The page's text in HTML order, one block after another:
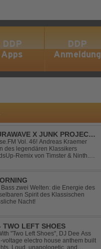
DDP
Apps
DDP
Anmeldung
X JUNK PROJECT -
REMIX)
Vol. 46! Andreas Kraemer
des legendären Klassikers
Remix von Timster & Ninth.
zwei Welten: die Energie des
Spirit des Klassischen
Nacht!
TWO LEFT SHOES
electro house anthem built
Loud, unapologetic, and